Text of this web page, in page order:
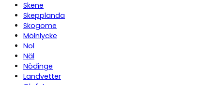
Skene
Skepplanda
Skogome
Mölnlycke
Nol
Näl
Nödinge
Landvetter